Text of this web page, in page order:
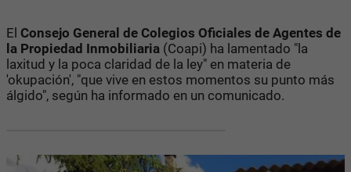
El Consejo General de Colegios Oficiales de Agentes de
la Propiedad Inmobiliaria (Coapi) ha lamentado "la
laxitud y la poca claridad de la ley" en materia de
'okupación', "que vive en estos momentos su punto más
álgido", según ha informado en un comunicado.